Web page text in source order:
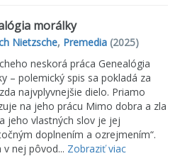
morálky
Nietzsche, Premedia (2025)
neskorá práca Genealógia
– polemický spis sa pokladá za
najvplyvnejšie dielo. Priamo
na jeho prácu Mimo dobra a zla
jeho vlastných slov je jej
doplnením a ozrejmením“.
v nej pôvod... Zobraziť viac